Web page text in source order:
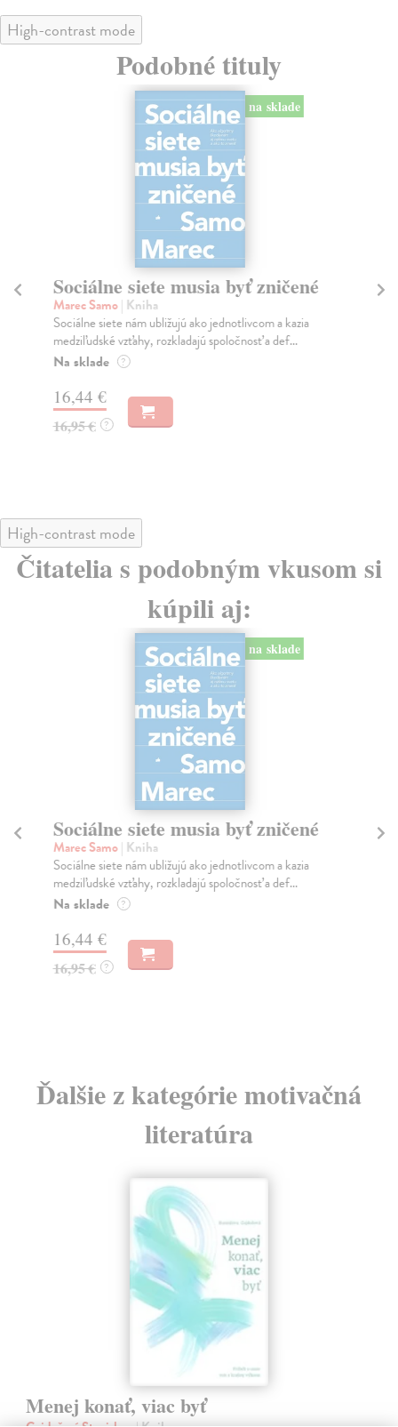
High-contrast mode
Podobné tituly
na sklade
Sociálne siete musia byť zničené
Marec Samo| Kniha
Sociálne siete nám ubližujú ako jednotlivcom a kazia
medziľudské vzťahy, rozkladajú spoločnosť a def...
Na sklade ?
16,44 €
16,95 € ?
High-contrast mode
Čitatelia s podobným vkusom si
kúpili aj:
na sklade
Sociálne siete musia byť zničené
Marec Samo| Kniha
Sociálne siete nám ubližujú ako jednotlivcom a kazia
medziľudské vzťahy, rozkladajú spoločnosť a def...
Na sklade ?
16,44 €
16,95 € ?
Ďalšie z kategórie motivačná
literatúra
Menej konať, viac byť